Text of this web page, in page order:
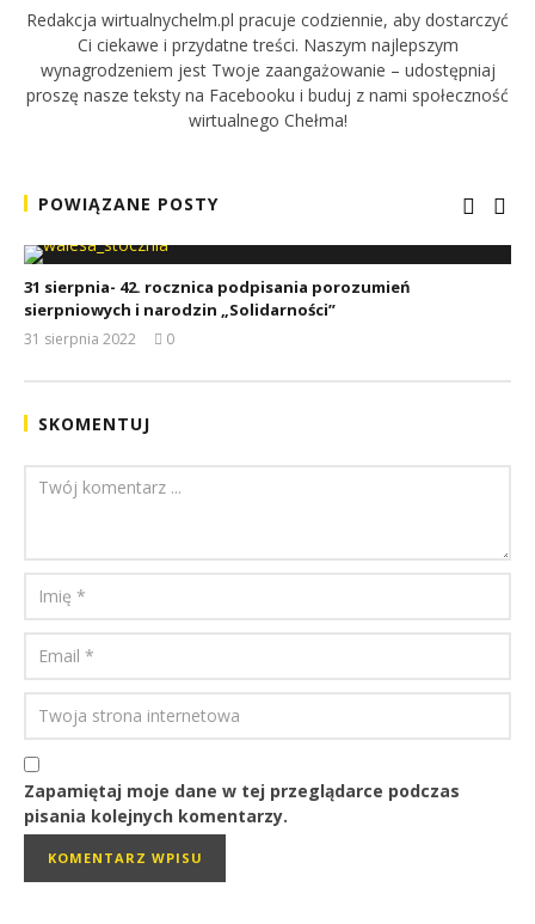
Redakcja wirtualnychelm.pl pracuje codziennie, aby dostarczyć
Ci ciekawe i przydatne treści. Naszym najlepszym
wynagrodzeniem jest Twoje zaangażowanie – udostępniaj
proszę nasze teksty na Facebooku i buduj z nami społeczność
wirtualnego Chełma!
POWIĄZANE POSTY
31 sierpnia- 42. rocznica podpisania porozumień
sierpniowych i narodzin „Solidarności”
31 sierpnia 2022
0
SKOMENTUJ
Zapamiętaj moje dane w tej przeglądarce podczas
pisania kolejnych komentarzy.